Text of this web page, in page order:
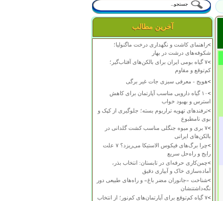
آخرین مطالب
>راهنمای کاشت و نگهداری درخت ماگنولیا؛
شکوفه‌های درشت در بهار
>
۷ گیاه بومی ایران برای بالکن‌های آفتاب‌گیر؛
کم‌توقع و مقاوم
>هویج - معرفی سبزی جات غیر برگی
>
۱۰ گیاه دارویی مناسب آپارتمان برای کاهش
استرس و بهبود خواب
>ترفندهای تهویه تراریوم بسته؛ جلوگیری از کپک و
بوی نامطبوع
>
۷ بری و میوه جنگلی مناسب کشت گلدانی در
بالکن‌های ایرانی
>
چرا برگ‌های فیکوس الاستیکا می‌ریزد؟ ۷ علت
رایج و راه‌حل سریع
>چمن‌کاری حرفه‌ای در تابستان: انتخاب بذر،
آماده‌سازی خاک و آبیاری دقیق
>شناخت «جانوران مضر باغ» و راه‌های طبیعی دور
نگه‌داشتنشان
>
۷ گیاه کم‌توقع برای آپارتمان‌های کم‌نور؛ از انتخاب